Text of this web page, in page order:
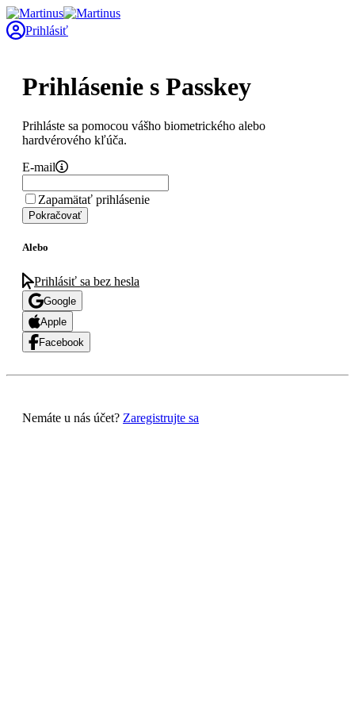
Prihlásiť
Prihlásenie s Passkey
Prihláste sa pomocou vášho biometrického alebo
hardvérového kľúča.
E-mail
Zapamätať prihlásenie
Pokračovať
Alebo
Prihlásiť sa bez hesla
Google
Apple
Facebook
Nemáte u nás účet? Zaregistrujte sa